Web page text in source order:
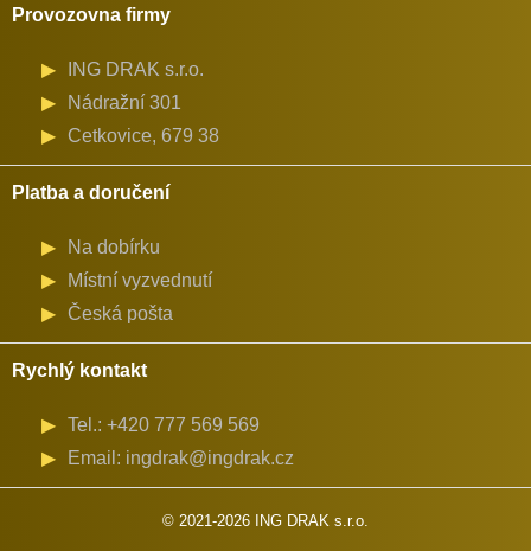
Provozovna firmy
ING DRAK s.r.o.
Nádražní 301
Cetkovice, 679 38
Platba a doručení
Na dobírku
Místní vyzvednutí
Česká pošta
Rychlý kontakt
Tel.: +420 777 569 569
Email: ingdrak@ingdrak.cz
© 2021-2026 ING DRAK s.r.o.